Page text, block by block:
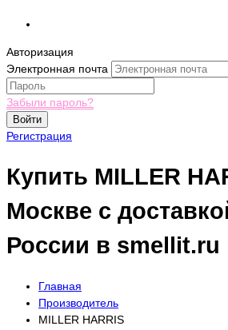
Авторизация
Электронная почта
Забыли пароль?
Войти
Регистрация
Купить MILLER
Москве с
России в smellit.ru
Главная
Производитель
MILLER HARRIS